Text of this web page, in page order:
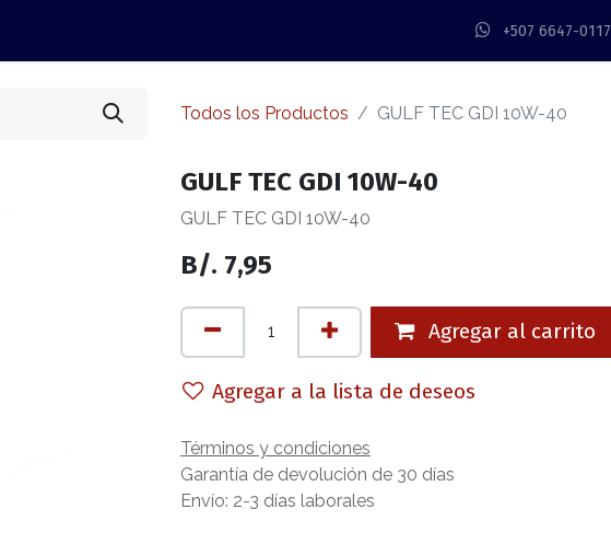
+507 6647-0117
Todos los Productos GULF TEC GDI 10W-40
GULF TEC GDI 10W-40
GULF TEC GDI 10W-40
B/. 7,95
Agregar al carrito
Agregar a la lista de deseos
Términos y condiciones
Garantía de devolución de 30 días
Envío: 2-3 días laborales